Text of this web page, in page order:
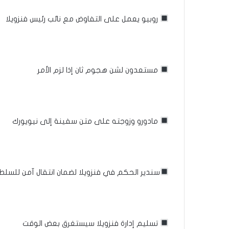
روبيو يعمل على التفاوض مع نائب رئيس فنزويلا
مستعدون لشن هجوم ثان إذا لزم الأمر
مادورو وزوجته على متن سفينة إلى نيويورك
سندير الحكم في فنزويلا لضمان انتقال آمن
تسليم إدارة فنزويلا سيستغرق بعض الوقت